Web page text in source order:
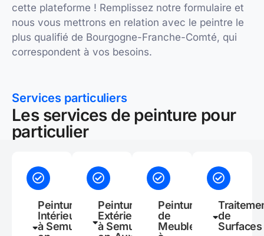
cette plateforme ! Remplissez notre formulaire et
nous vous mettrons en relation avec le peintre le
plus qualifié de Bourgogne-Franche-Comté, qui
correspondent à vos besoins.
Services particuliers
Les services de peinture pour
particulier
Peinture
Intérieure
à Semur-
Peinture
Extérieure
à Semur-
Peinture
de
Meubles
de
Surfaces